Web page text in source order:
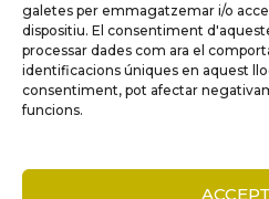
galetes per emmagatzemar i/o
dispositiu. El consentiment
processar dades com ara el
identificacions úniques en aquest
consentiment, pot afectar
funcions.
Tots els drets